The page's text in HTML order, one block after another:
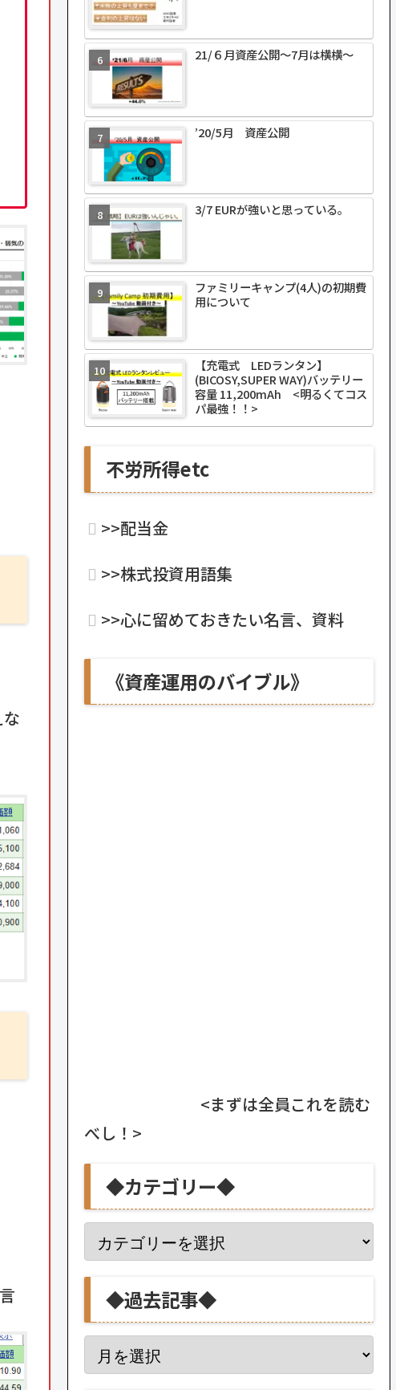
21/６月資産公開～7月は横横～
’20/5月 資産公開
3/7 EURが強いと思っている。
ファミリーキャンプ(4人)の初期費
用について
【充電式 LEDランタン】
(BICOSY,SUPER WAY)バッテリー
容量 11,200mAh <明るくてコス
パ最強！！>
不労所得etc
>>配当金
>>株式投資用語集
>>心に留めておきたい名言、資料
《資産運用のバイブル》
<まずは全員これを読む
べし！>
◆カテゴリー◆
◆過去記事◆